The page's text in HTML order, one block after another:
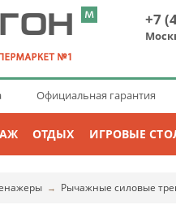
+7
Официальная гарантия
ОТДЫХ ИГРОВЫЕ
→ Рычажные силовые